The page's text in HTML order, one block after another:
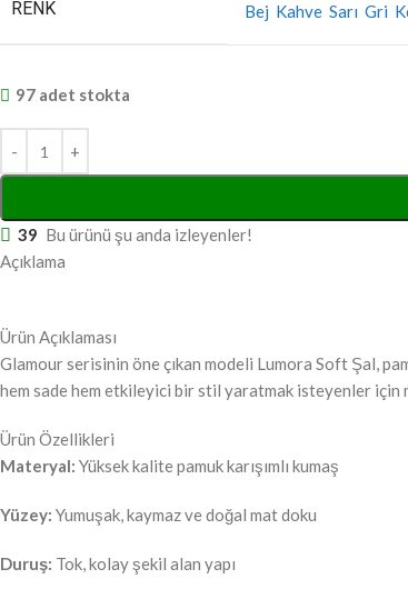
RENK Bej Kahve Sarı Gri
97 adet stokta
39 Bu ürünü şu anda izleyenler!
Açıklama
Ürün Açıklaması
Glamour serisinin öne çıkan modeli Lumora Soft Şal,
hem sade hem etkileyici bir stil yaratmak isteyenler için
Ürün Özellikleri
Materyal: Yüksek kalite pamuk karışımlı kumaş
Yüzey: Yumuşak, kaymaz ve doğal mat doku
Duruş: Tok, kolay şekil alan yapı